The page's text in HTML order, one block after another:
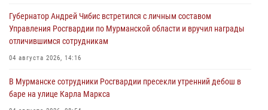
Губернатор Андрей Чибис встретился с личным составом
Управления Росгвардии по Мурманской области и вручил награды
отличившимся сотрудникам
04 августа 2026, 14:16
В Мурманске сотрудники Росгвардии пресекли утренний дебош в
баре на улице Карла Маркса